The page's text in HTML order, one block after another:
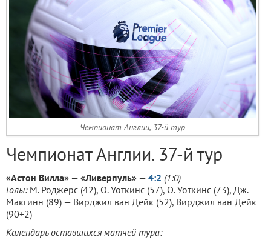
Чемпионат Англии, 37-й тур
Чемпионат Англии. 37-й тур
«Астон Вилла» — «Ливерпуль» — 4:2 (1:0)
Голы: M. Роджерс (42), О. Уоткинс (57), О. Уоткинс (73), Дж.
Макгинн (89) — Вирджил ван Дейк (52), Вирджил ван Дейк
(90+2)
Календарь оставшихся матчей тура: